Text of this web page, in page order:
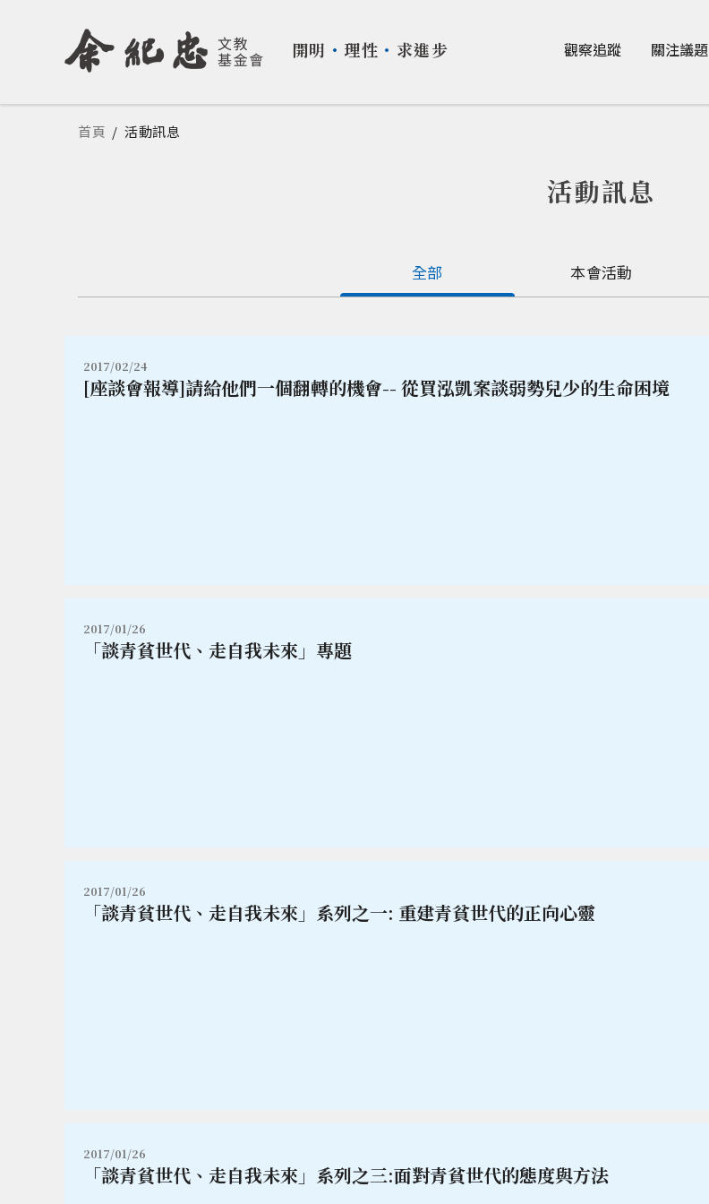
開明 ・ 理性 ・ 求進步 觀察追蹤 關注議題
您在這裡
首頁 / 活動訊息
活動訊息
全部 本會活動
2017/02/24
[座談會報導]請給他們一個翻轉的機會-- 從買泓凱案談弱勢兒少的生命困境
2017/01/26
「談青貧世代、走自我未來」專題
2017/01/26
「談青貧世代、走自我未來」系列之一: 重建青貧世代的正向心靈
2017/01/26
「談青貧世代、走自我未來」系列之三:面對青貧世代的態度與方法